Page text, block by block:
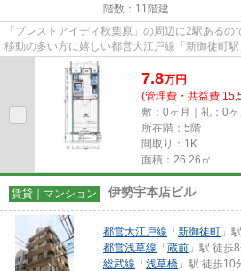
階数：11階建
「プレストアイディ秋葉原」の周辺に2駅ある
移動の多い方に嬉しい都営大江戸線「新御徒町
す。 複数路線利用可能で、その...
7.8万円
(管理費・共益費
敷：0ヶ月｜礼：0ヶ
所在階：5階
間取り：1K
面積：26.26㎡
賃貸｜マンション 伊勢宇本店ビル
都営大江戸線 「 新御徒町 」
都営浅草線 「 蔵前 」駅 徒歩
総武線 「 浅草橋 」駅 徒歩10